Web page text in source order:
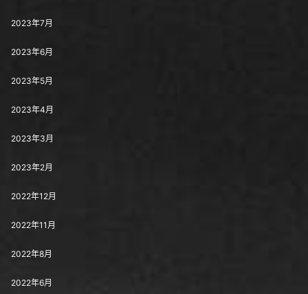
2023年7月
2023年6月
2023年5月
2023年4月
2023年3月
2023年2月
2022年12月
2022年11月
2022年8月
2022年6月